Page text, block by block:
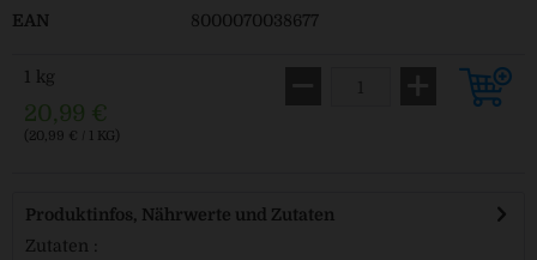
EAN
8000070038677
1 kg
20,99 €
(20,99 € / 1 KG)
Produktinfos, Nährwerte und Zutaten
Zutaten :